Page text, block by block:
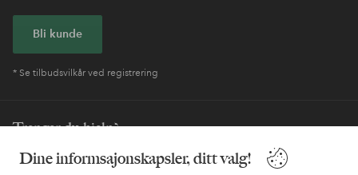
Dine informsajonskapsler, ditt valg!
Bli kunde
* Se tilbudsvilkår ved registrering
Trenger du hjelp?
Du finner svar på de vanligste spørsmålene i vår FAQ. Du finner